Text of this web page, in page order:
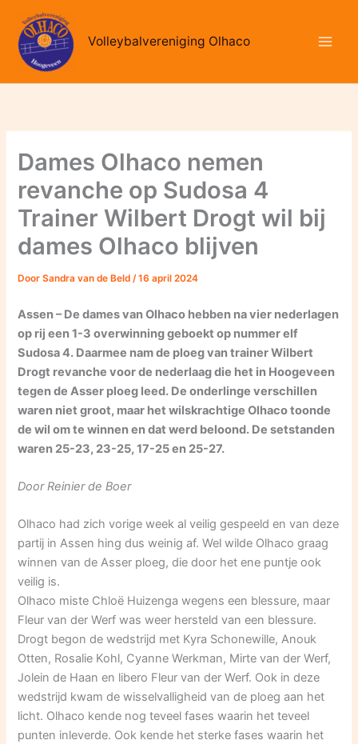
naar
inhoud
Volleybalvereniging Olhaco
Dames Olhaco nemen
revanche op Sudosa 4
Trainer Wilbert Drogt wil bij
dames Olhaco blijven
DoorSandra van de Beld/16 april 2024
Assen – De dames van Olhaco hebben na vier nederlagen
op rij een 1-3 overwinning geboekt op nummer elf
Sudosa 4. Daarmee nam de ploeg van trainer Wilbert
Drogt revanche voor de nederlaag die het in Hoogeveen
tegen de Asser ploeg leed. De onderlinge verschillen
waren niet groot, maar het wilskrachtige Olhaco toonde
de wil om te winnen en dat werd beloond. De setstanden
waren 25-23, 23-25, 17-25 en 25-27.
Door Reinier de Boer
Olhaco had zich vorige week al veilig gespeeld en van deze
partij in Assen hing dus weinig af. Wel wilde Olhaco graag
winnen van de Asser ploeg, die door het ene puntje ook
veilig is.
Olhaco miste Chloë Huizenga wegens een blessure, maar
Fleur van der Werf was weer hersteld van een blessure.
Drogt begon de wedstrijd met Kyra Schonewille, Anouk
Otten, Rosalie Kohl, Cyanne Werkman, Mirte van der Werf,
Jolein de Haan en libero Fleur van der Werf. Ook in deze
wedstrijd kwam de wisselvalligheid van de ploeg aan het
licht. Olhaco kende nog teveel fases waarin het teveel
punten inleverde. Ook kende het sterke fases waarin het